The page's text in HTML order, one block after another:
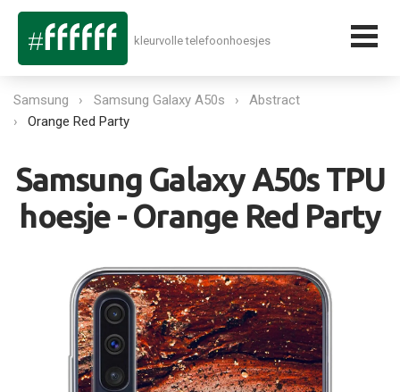
kleurvolle telefoonhoesjes
Samsung Samsung Galaxy A50s
Abstract
Orange Red Party
Samsung Galaxy A50s TPU
hoesje - Orange Red Party